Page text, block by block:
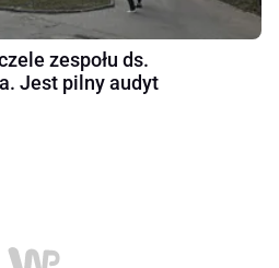
zespołu ds.
Jest pilny audyt